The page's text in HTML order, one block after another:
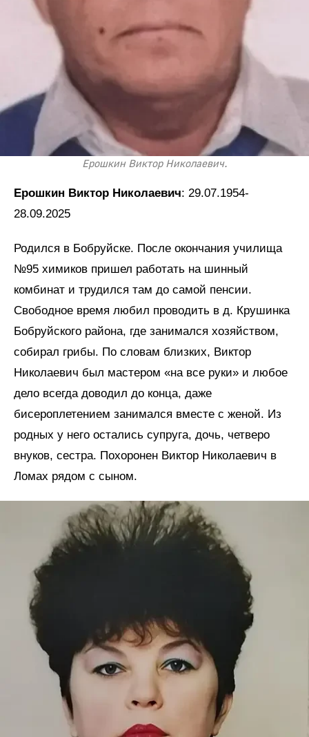
Ерошкин Виктор Николаевич.
Ерошкин Виктор Николаевич: 29.07.1954-
28.09.2025
Родился в Бобруйске. После окончания училища
№95 химиков пришел работать на шинный
комбинат и трудился там до самой пенсии.
Свободное время любил проводить в д. Крушинка
Бобруйского района, где занимался хозяйством,
собирал грибы. По словам близких, Виктор
Николаевич был мастером «на все руки» и любое
дело всегда доводил до конца, даже
бисероплетением занимался вместе с женой. Из
родных у него остались супруга, дочь, четверо
внуков, сестра. Похоронен Виктор Николаевич в
Ломах рядом с сыном.